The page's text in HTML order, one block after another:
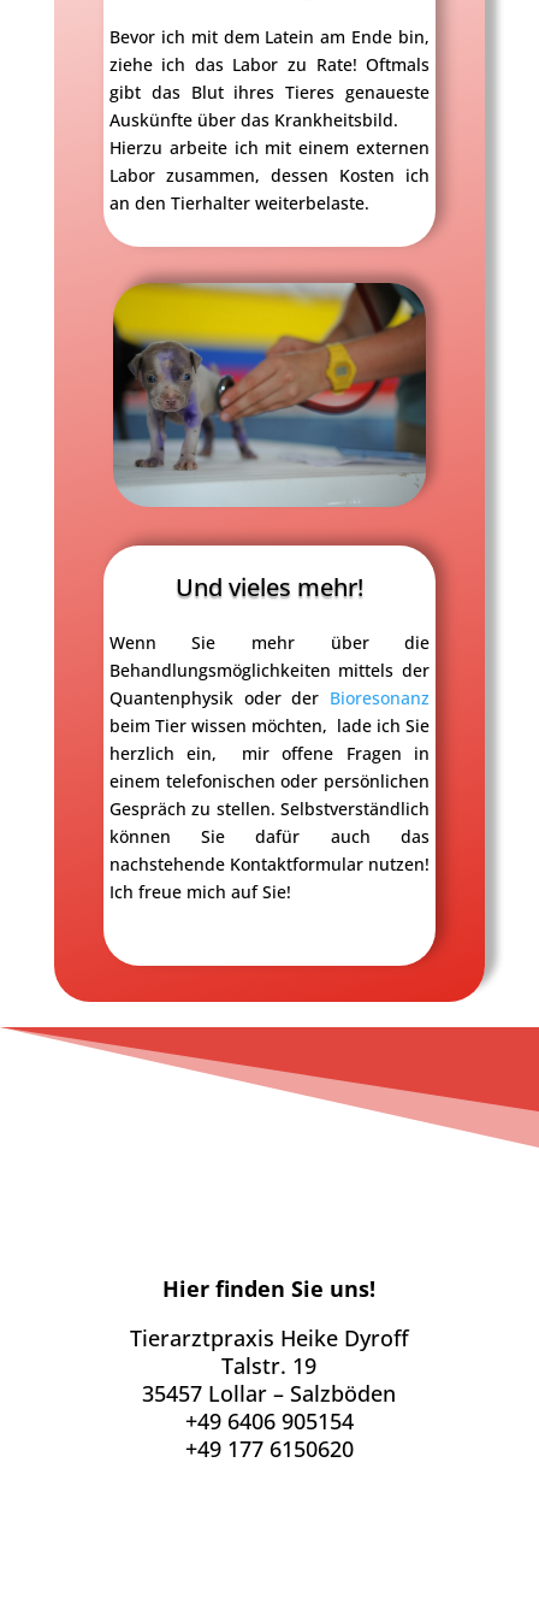
Bevor ich mit dem Latein am Ende bin,
ziehe ich das Labor zu Rate! Oftmals
gibt das Blut ihres Tieres genaueste
Auskünfte über das Krankheitsbild.
Hierzu arbeite ich mit einem externen
Labor zusammen, dessen Kosten ich
an den Tierhalter weiterbelaste.
Und vieles mehr!
Wenn Sie mehr über die
Behandlungsmöglichkeiten mittels der
Quantenphysik oder der Bioresonanz
beim Tier wissen möchten, lade ich Sie
herzlich ein,
mir offene Fragen in
einem telefonischen oder persönlichen
Gespräch zu stellen. Selbstverständlich
können Sie dafür auch das
nachstehende Kontaktformular nutzen!
Ich freue mich auf Sie!
Hier finden Sie uns!
Tierarztpraxis Heike Dyroff
Talstr. 19
35457 Lollar – Salzböden
+49 6406 905154
+49 177 6150620